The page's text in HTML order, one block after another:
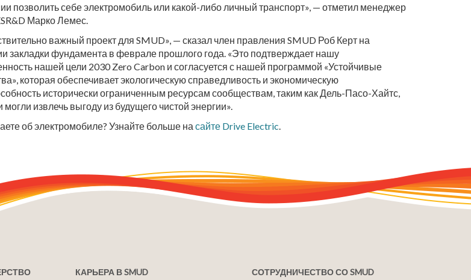
позволить себе электромобиль или какой-либо личный транспорт», — отметил менеджер
Марко Лемес.
важный проект для SMUD», — сказал член правления SMUD Роб Керт на
закладки фундамента в феврале прошлого года. «Это подтверждает нашу
нашей цели 2030 Zero Carbon и согласуется с нашей программой «Устойчивые
которая обеспечивает экологическую справедливость и экономическую
исторически ограниченным ресурсам сообществам, таким как Дель-Пасо-Хайтс,
могли извлечь выгоду из будущего чистой энергии».
об электромобиле? Узнайте больше на сайте Drive Electric.
КАРЬЕРА В SMUD
СОТРУДНИЧЕСТВО СО SMUD